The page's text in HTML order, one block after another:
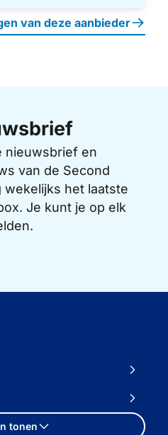
van deze aanbieder
nieuwsbrief en
van de Second
wekelijks het laatste
Je kunt je op elk
tonen